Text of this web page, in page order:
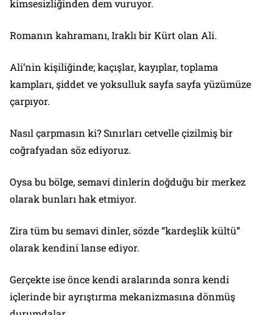
kimsesizliğinden dem vuruyor.
Romanın kahramanı, Iraklı bir Kürt olan Ali.
Ali’nin kişiliğinde; kaçışlar, kayıplar, toplama
kampları, şiddet ve yoksulluk sayfa sayfa yüzümüze
çarpıyor.
Nasıl çarpmasın ki? Sınırları cetvelle çizilmiş bir
coğrafyadan söz ediyoruz.
Oysa bu bölge, semavi dinlerin doğduğu bir merkez
olarak bunları hak etmiyor.
Zira tüm bu semavi dinler, sözde “kardeşlik kültü”
olarak kendini lanse ediyor.
Gerçekte ise önce kendi aralarında sonra kendi
içlerinde bir ayrıştırma mekanizmasına dönmüş